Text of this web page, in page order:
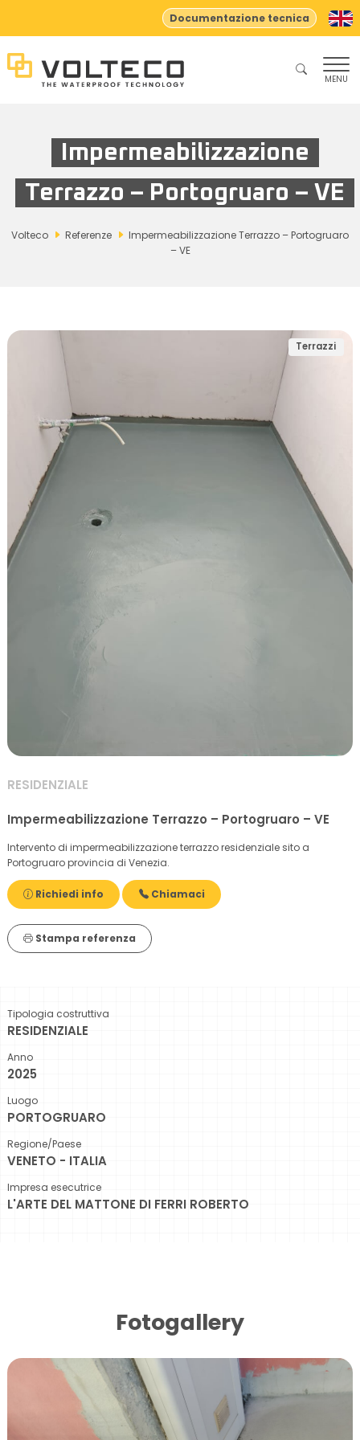
Documentazione tecnica
MENU
Impermeabilizzazione
Terrazzo – Portogruaro – VE
Volteco Referenze
Impermeabilizzazione Terrazzo – Portogruaro
– VE
Terrazzi
RESIDENZIALE
Impermeabilizzazione Terrazzo – Portogruaro – VE
Intervento di impermeabilizzazione terrazzo residenziale sito a
Portogruaro provincia di Venezia.
Richiedi info Chiamaci
Stampa referenza
Tipologia costruttiva
RESIDENZIALE
Anno
2025
Luogo
PORTOGRUARO
Regione/Paese
VENETO - ITALIA
Impresa esecutrice
L'ARTE DEL MATTONE DI FERRI ROBERTO
Fotogallery